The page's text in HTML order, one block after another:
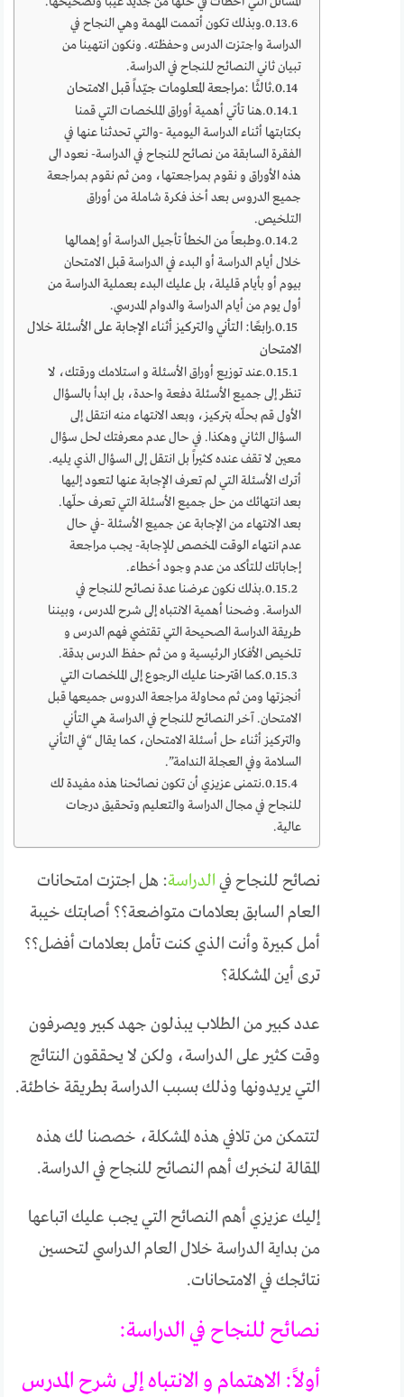
وبذلك تكون أتممت المهمة وهي النجاح في
الدراسة واجتزت الدرس وحفظته. ونكون انتهينا من
تبيان ثاني النصائح للنجاح في الدراسة.
ثالثًا :مراجعة المعلومات جيّداً قبل الامتحان
هنا تأتي أهمية أوراق الملخصات التي قمنا
بكتابتها أثناء الدراسة اليومية -والتي تحدثنا عنها في
الفقرة السابقة من نصائح للنجاح في الدراسة- نعود الى
هذه الأوراق و نقوم بمراجعتها، ومن ثم نقوم بمراجعة
جميع الدروس بعد أخذ فكرة شاملة من أوراق
التلخيص.
وطبعاً من الخطأ تأجيل الدراسة أو إهمالها
خلال أيام الدراسة أو البدء في الدراسة قبل الامتحان
بيوم أو بأيام قليلة، بل عليك البدء بعملية الدراسة من
أول يوم من أيام الدراسة والدوام المدرسي.
رابعًا: التأني والتركيز أثناء الإجابة على الأسئلة خلال
الامتحان
عند توزيع أوراق الأسئلة و استلامك ورقتك، لا
تنظر إلى جميع الأسئلة دفعة واحدة، بل ابدأ بالسؤال
الأول قم بحلّه بتركيز، وبعد الانتهاء منه انتقل إلى
السؤال الثاني وهكذا. في حال عدم معرفتك لحل سؤال
معين لا تقف عنده كثيراً بل انتقل إلى السؤال الذي يليه.
أترك الأسئلة التي لم تعرف الإجابة عنها لتعود إليها
بعد انتهائك من حل جميع الأسئلة التي تعرف حلّها.
بعد الانتهاء من الإجابة عن جميع الأسئلة -في حال
عدم انتهاء الوقت المخصص للإجابة- يجب مراجعة
إجاباتك للتأكد من عدم وجود أخطاء.
بذلك نكون عرضنا عدة نصائح للنجاح في
الدراسة. وضحنا أهمية الانتباه إلى شرح المدرس، وبيننا
طريقة الدراسة الصحيحة التي تقتضي فهم الدرس و
تلخيص الأفكار الرئيسية و من ثم حفظ الدرس بدقة.
كما اقترحنا عليك الرجوع إلى الملخصات التي
أنجزتها ومن ثم محاولة مراجعة الدروس جميعها قبل
الامتحان. آخر النصائح للنجاح في الدراسة هي التأني
والتركيز أثناء حل أسئلة الامتحان، كما يقال “في التأني
السلامة وفي العجلة الندامة”.
نتمنى عزيزي أن تكون نصائحنا هذه مفيدة لك
للنجاح في مجال الدراسة والتعليم وتحقيق درجات
عالية.
نصائح للنجاح في الدراسة: هل اجتزت امتحانات
العام السابق بعلامات متواضعة؟؟ أصابتك خيبة
أمل كبيرة وأنت الذي كنت تأمل بعلامات أفضل؟؟
ترى أين المشكلة؟
عدد كبير من الطلاب يبذلون جهد كبير ويصرفون
وقت كثير على الدراسة، ولكن لا يحققون النتائج
التي يريدونها وذلك بسبب الدراسة بطريقة خاطئة.
لتتمكن من تلافي هذه المشكلة، خصصنا لك هذه
المقالة لنخبرك أهم النصائح للنجاح في الدراسة.
إليك عزيزي أهم النصائح التي يجب عليك اتباعها
من بداية الدراسة خلال العام الدراسي لتحسين
نتائجك في الامتحانات.
نصائح للنجاح في الدراسة:
أولاً: الاهتمام و الانتباه إلى شرح المدرس